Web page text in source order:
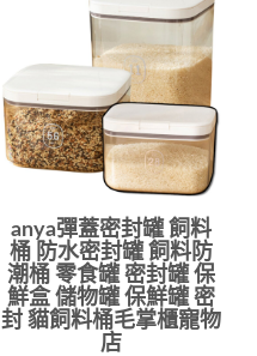
anya彈蓋密封罐 飼料
桶 防水密封罐 飼料防
潮桶 零食罐 密封罐 保
鮮盒 儲物罐 保鮮罐 密
封 貓飼料桶毛掌櫃寵物
店